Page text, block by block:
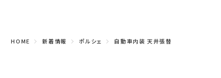
HOME 新着情報 ポルシェ 自動車内装 天井張替